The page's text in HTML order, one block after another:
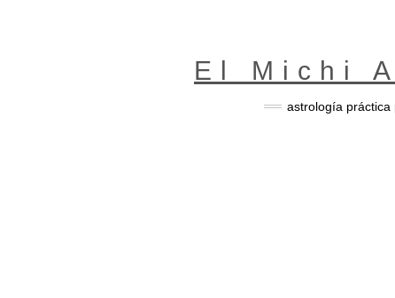
El Michi
astrología práctica